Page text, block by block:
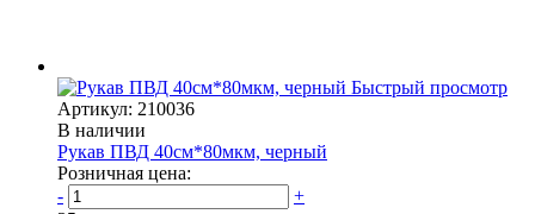
Быстрый просмотр
Артикул: 210036
В наличии
Рукав ПВД 40см*80мкм, черный
Розничная цена:
-
+